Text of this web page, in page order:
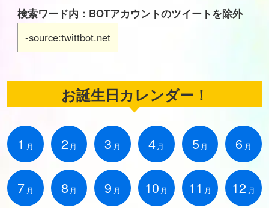
検索ワード内：BOTアカウントのツイートを除外
-source:twittbot.net
お誕生日カレンダー！
1 月 2 月 3 月 4 月 5 月 6 月
7 月 8 月 9 月 10 月 11 月 12 月